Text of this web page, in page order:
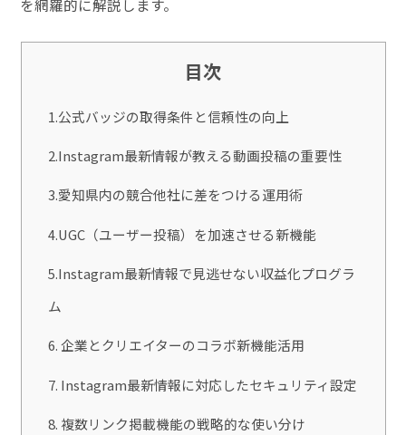
を網羅的に解説します。
目次
1.公式バッジの取得条件と信頼性の向上
2.Instagram最新情報が教える動画投稿の重要性
3.愛知県内の競合他社に差をつける運用術
4.UGC（ユーザー投稿）を加速させる新機能
5.Instagram最新情報で見逃せない収益化プログラ
ム
6. 企業とクリエイターのコラボ新機能活用
7. Instagram最新情報に対応したセキュリティ設定
8. 複数リンク掲載機能の戦略的な使い分け